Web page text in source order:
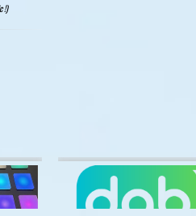
!)